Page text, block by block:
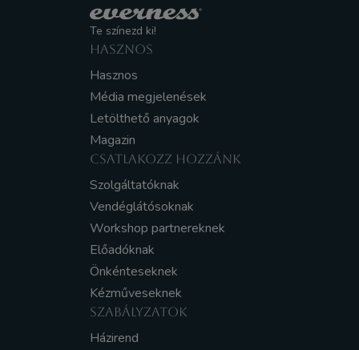
Te színezd ki!
HASZNOS
Hasznos
Média megjelenések
Letölthető anyagok
Magazin
CSATLAKOZZ HOZZÁNK
Szolgáltatóknak
Vendéglátósoknak
Workshop partnereknek
Előadóknak
Önkénteseknek
Kézműveseknek
SZABÁLYZATOK
Házirend